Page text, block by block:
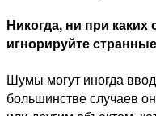
Никогда, ни при каких
игнорируйте
Шумы могут иногда
большинстве случаев